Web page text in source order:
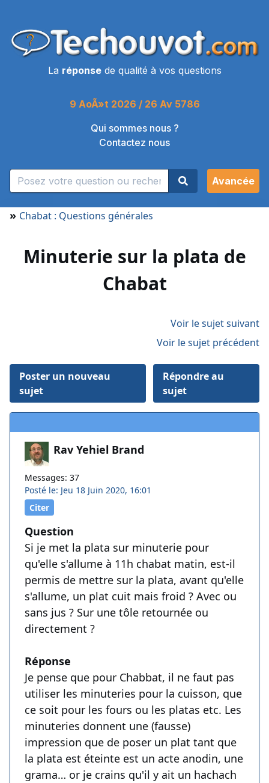
La réponsede qualité à vos questions
9 AoÃ»t 2026 / 26 Av 5786
Qui sommes nous ?
Contactez nous
Avancée
» Chabat : Questions générales
Minuterie sur la plata de
Chabat
Voir le sujet suivant
Voir le sujet précédent
Poster un nouveau
sujet
Répondre au
sujet
Rav Yehiel Brand
Messages: 37
Posté le: Jeu 18 Juin 2020, 16:01
Citer
Question
Si je met la plata sur minuterie pour
qu'elle s'allume à 11h chabat matin, est-il
permis de mettre sur la plata, avant qu'elle
s'allume, un plat cuit mais froid ? Avec ou
sans jus ? Sur une tôle retournée ou
directement ?
Réponse
Je pense que pour Chabbat, il ne faut pas
utiliser les minuteries pour la cuisson, que
ce soit pour les fours ou les platas etc. Les
minuteries donnent une (fausse)
impression que de poser un plat tant que
la plata est éteinte est un acte anodin, une
grama… or je crains qu'il y ait un hachach